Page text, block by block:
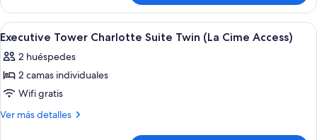
Suite
Twin
(La
Cime
Access)
Tower
Premier
Suite
(La
Cime
Abrir
todas
las
fotos
de
Executive
5
Executive Tower Charlotte Suite Twin (La Cime Access)
2 huéspedes
2 camas individuales
Wifi gratis
Ver más detalles
Más